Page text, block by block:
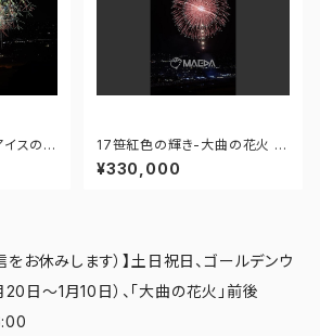
スの味
第97
17笹紅色の輝き-大曲の花火 第
97回全国花火競技大会 - 176
671211664667
¥330,000
をお休みします）】 土日祝日、ゴールデンウ
20日～1月10日）、「大曲の花火」前後